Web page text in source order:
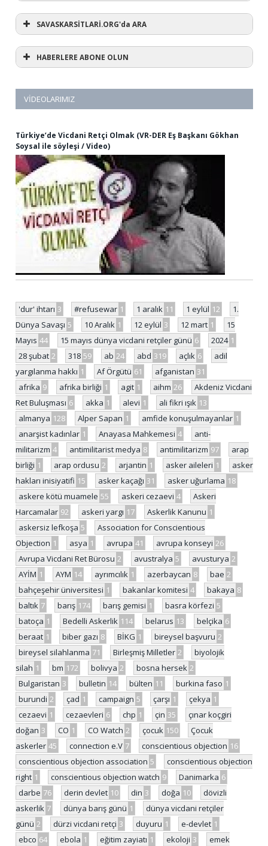
SAVASKARSİTLARİ.ORG'da ARA
HABERLERE ABONE OLUN
VIDEOLARIMIZ
Türkiye’de Vicdani Retçi Olmak (VR-DER Eş Başkanı Gökhan
Soysal ile söyleşi / Video)
'dur' ihtarı 3 #refusewar 1 1 aralık 11 1 eylül 12
1.
Dünya Savaşı 5 10 Aralık 1 12 eylül 3 12 mart 1
15
Mayıs 44 15 mayıs dünya vicdani retçiler günü 6 2024 1
28 şubat 2 318 59 ab 24 abd 319 açlık 6
adil
yargılanma hakkı 1 Af Örgütü 61 afganistan 31
afrika 9 afrika birliği 1 agit 1 aihm 26
Akdeniz Vicdani
Ret Buluşması 6 akka 1 alevi 1 ali fikri ışık 13
almanya 128 Alper Sapan 1 amfide konuşulmayanlar 1
anarşist kadınlar 1 Anayasa Mahkemesi 4
anti-
militarizm 4 antimilitarist medya 8 antimilitarizm 97
arap
birliği 1 arap ordusu 2 arjantin 1 asker aileleri 1
asker
hakları inisiyatifi 15 asker kaçağı 31 asker uğurlama 18
askere kötü muamele 55 askeri cezaevi 4
Askeri
Harcamalar 92 askeri yargı 17 Askerlik Kanunu 1
askersiz lefkoşa 5
Association for Conscientious
Objection 1 asya 1 avrupa 41 avrupa konseyi 26
Avrupa Vicdani Ret Bürosu 2 avustralya 5 avusturya 2
AYİM 1 AYM 14 ayrımcılık 1 azerbaycan 8 bae 2
bahçeşehir üniversitesi 1 bakanlar komitesi 4 bakaya 8
baltık 7 barış 174 barış gemisi 1 basra körfezi 5
batoça 1 Bedelli Askerlik 114 belarus 13 belçika 6
beraat 1 biber gazı 8 BİKG 1 bireysel başvuru 2
bireysel silahlanma 71 Birleşmiş Milletler 2
biyolojik
silah 1 bm 172 bolivya 2 bosna hersek 2
Bulgaristan 3 bulletin 14 bülten 11 burkina faso 1
burundi 2 çad 1 campaign 5 çarşı 1 çekya 1
cezaevi 1 cezaevleri 6 chp 1 çin 35
çınar koçgiri
doğan 3 CO 1 CO Watch 2 çocuk 150
Çocuk
askerler 45 connection e.V 7 conscientious objection 16
conscientious objection association 5
conscientious objection
right 1 conscientious objection watch 9 Danimarka 6
darbe 76 derin devlet 10 din 3 doğa 10
dövizli
askerlik 7 dünya barış günü 1
dünya vicdani retçiler
günü 2 dürzi vicdani retçi 3 duyuru 1 e-devlet 1
ebco 64 ebola 1 eğitim zayiatı 1 ekoloji 3
emek